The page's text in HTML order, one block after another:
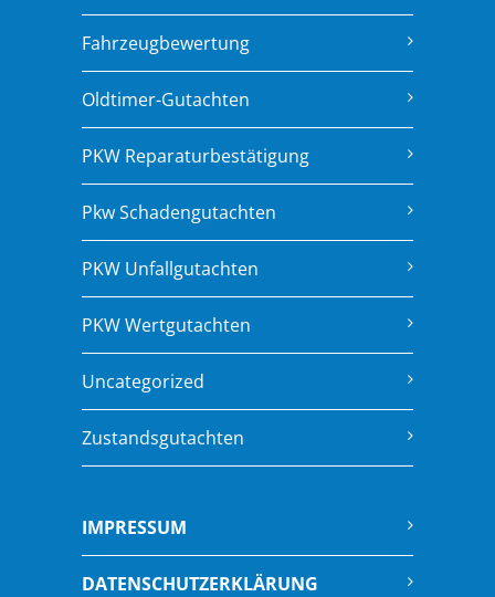
Fahrzeugbewertung
Oldtimer-Gutachten
PKW Reparaturbestätigung
Pkw Schadengutachten
PKW Unfallgutachten
PKW Wertgutachten
Uncategorized
Zustandsgutachten
IMPRESSUM
DATENSCHUTZERKLÄRUNG